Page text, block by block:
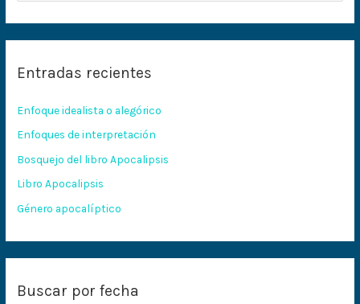
a
p
o
r
:
Entradas recientes
Enfoque idealista o alegórico
Enfoques de interpretación
Bosquejo del libro Apocalipsis
Libro Apocalipsis
Género apocalíptico
Buscar por fecha